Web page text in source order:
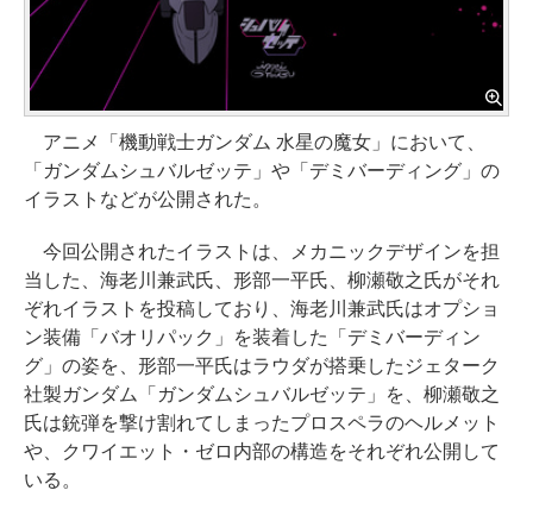
アニメ「機動戦士ガンダム 水星の魔女」において、
「ガンダムシュバルゼッテ」や「デミバーディング」の
イラストなどが公開された。
今回公開されたイラストは、メカニックデザインを担
当した、海老川兼武氏、形部一平氏、柳瀬敬之氏がそれ
ぞれイラストを投稿しており、海老川兼武氏はオプショ
ン装備「バオリパック」を装着した「デミバーディン
グ」の姿を、形部一平氏はラウダが搭乗したジェターク
社製ガンダム「ガンダムシュバルゼッテ」を、柳瀬敬之
氏は銃弾を撃け割れてしまったプロスペラのヘルメット
や、クワイエット・ゼロ内部の構造をそれぞれ公開して
いる。